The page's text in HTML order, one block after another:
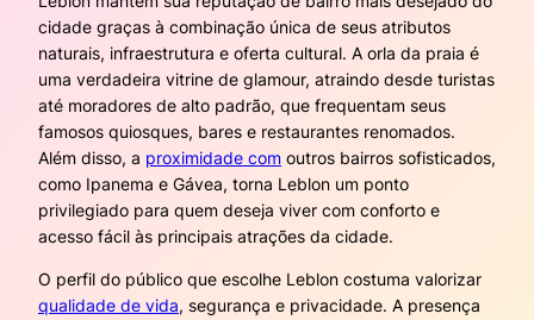
cidade graças à combinação única de seus atributos
naturais, infraestrutura e oferta cultural. A orla da praia é
uma verdadeira vitrine de glamour, atraindo desde turistas
até moradores de alto padrão, que frequentam seus
famosos quiosques, bares e restaurantes renomados.
Além disso, a proximidade com outros bairros sofisticados,
como Ipanema e Gávea, torna Leblon um ponto
privilegiado para quem deseja viver com conforto e
acesso fácil às principais atrações da cidade.
O perfil do público que escolhe Leblon costuma valorizar
qualidade de vida, segurança e privacidade. A presença